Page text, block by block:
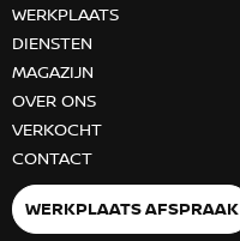
WERKPLAATS
DIENSTEN
MAGAZIJN
OVER ONS
VERKOCHT
CONTACT
WERKPLAATS AFSPRAAK